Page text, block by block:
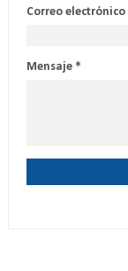
Correo electrónico
Mensaje *